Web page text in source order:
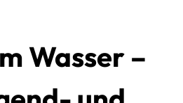
Wasser –